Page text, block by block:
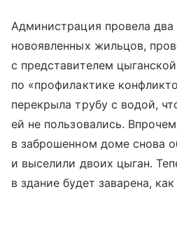
Администрация провела
новоявленных жильцов,
с представителем
по «профилактике
перекрыла трубу с водой,
ей не пользовались.
в заброшенном доме снова
и выселили двоих цыган.
в здание будет заварена,